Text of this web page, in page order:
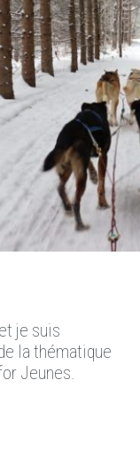
je suis
la thématique
Jeunes.